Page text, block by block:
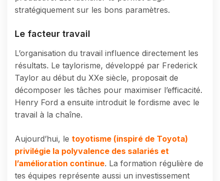
stratégiquement sur les bons paramètres.
Le facteur travail
L’organisation du travail influence directement les
résultats. Le taylorisme, développé par Frederick
Taylor au début du XXe siècle, proposait de
décomposer les tâches pour maximiser l’efficacité.
Henry Ford a ensuite introduit le fordisme avec le
travail à la chaîne.
Aujourd’hui, le toyotisme (inspiré de Toyota)
privilégie la polyvalence des salariés et
l’amélioration continue. La formation régulière de
tes équipes représente aussi un investissement